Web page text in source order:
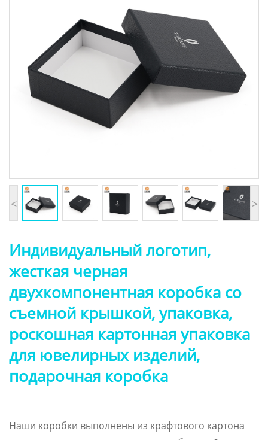
< >
Индивидуальный логотип,
жесткая черная
двухкомпонентная коробка со
съемной крышкой, упаковка,
роскошная картонная упаковка
для ювелирных изделий,
подарочная коробка
Наши коробки выполнены из крафтового картона